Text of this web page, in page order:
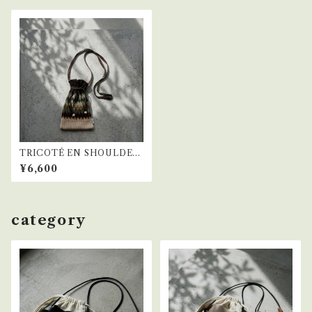
TRICOTÉ EN SHOULDER
BAG BROWN
¥6,600
category